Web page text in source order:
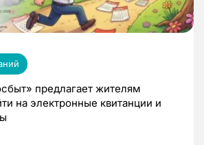
предлагает жителям
на электронные квитанции и